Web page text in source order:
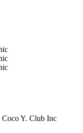
Y. Club Inc